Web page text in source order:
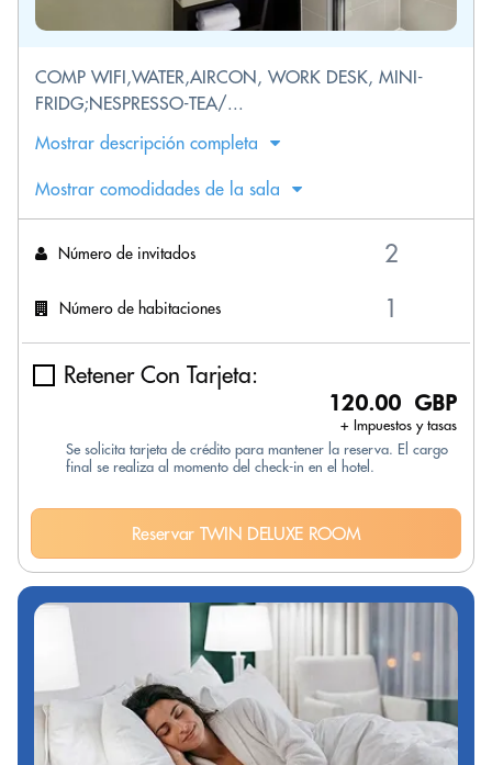
COMP WIFI,WATER,AIRCON, WORK DESK, MINI-
FRIDG;NESPRESSO-TEA/...
Mostrar descripción completa
Mostrar comodidades de la sala
Número de invitados
Número de habitaciones
Retener Con Tarjeta:
120.00 GBP
+ Impuestos y tasas
Se solicita tarjeta de crédito para mantener la reserva. El cargo
final se realiza al momento del check-in en el hotel.
Reservar TWIN DELUXE ROOM